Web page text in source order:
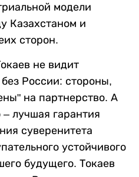
модели
Казахстаном и
сторон.
не видит
России: стороны,
на партнерство. А
лучшая гарантия
суверенитета
устойчивого
будущего. Токаев